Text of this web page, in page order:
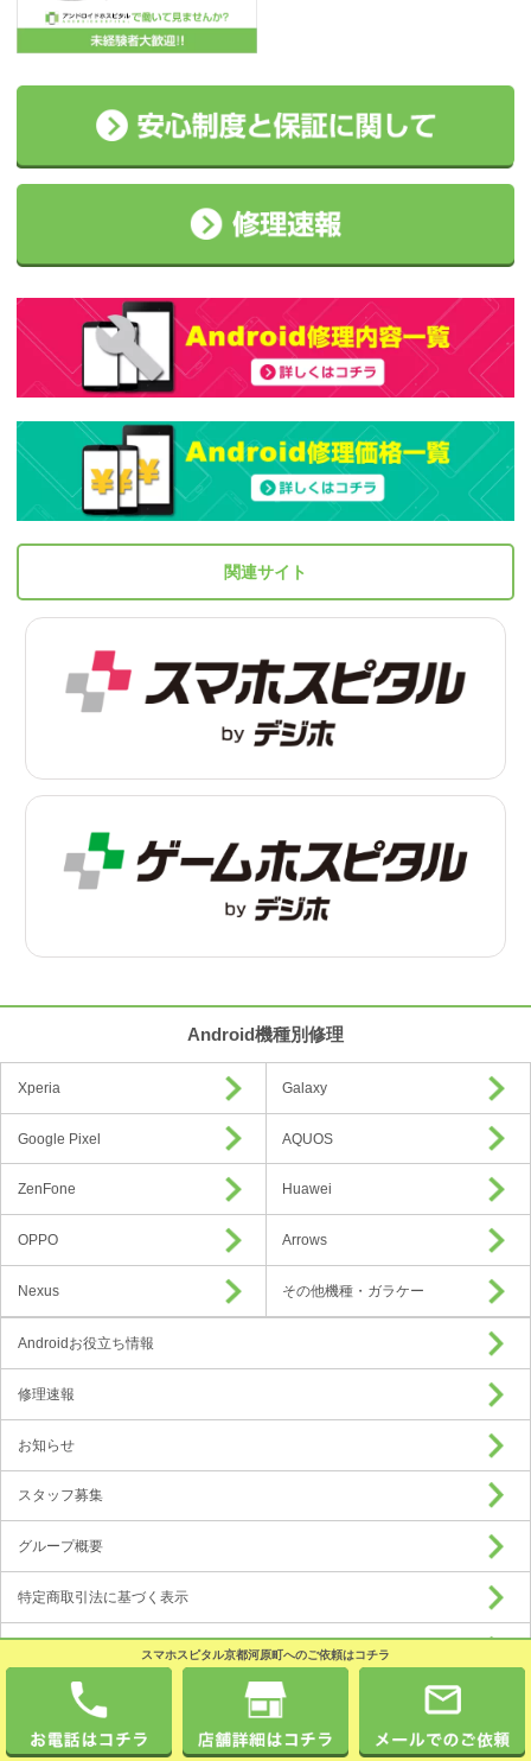
スマホスピタル京都河原町へのご依頼はコチラ
関連サイト
Android機種別修理
Xperia Galaxy
Google Pixel AQUOS
ZenFone Huawei
OPPO Arrows
Nexus その他機種・ガラケー
Androidお役立ち情報
修理速報
お知らせ
スタッフ募集
グループ概要
特定商取引法に基づく表示
プライバシーポリシー
加盟店募集
Copyright © 2016 Android Hospital All Rights Reserved.